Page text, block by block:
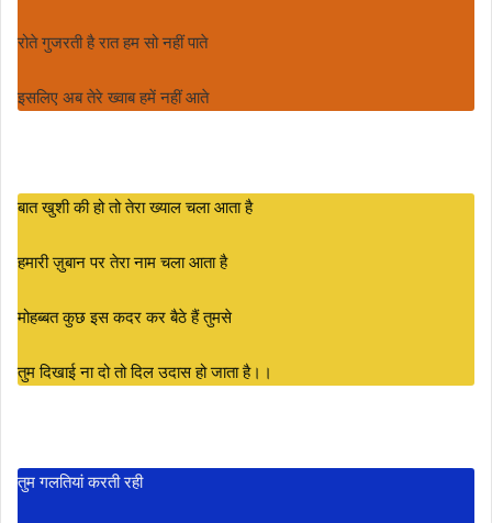
रोते गुजरती है रात हम सो नहीं पाते
इसलिए अब तेरे ख्वाब हमें नहीं आते
बात खुशी की हो तो तेरा ख्याल चला आता है
हमारी ज़ुबान पर तेरा नाम चला आता है
मोहब्बत कुछ इस कदर कर बैठे हैं तुमसे
तुम दिखाई ना दो तो दिल उदास हो जाता है।।
तुम गलतियां करती रही